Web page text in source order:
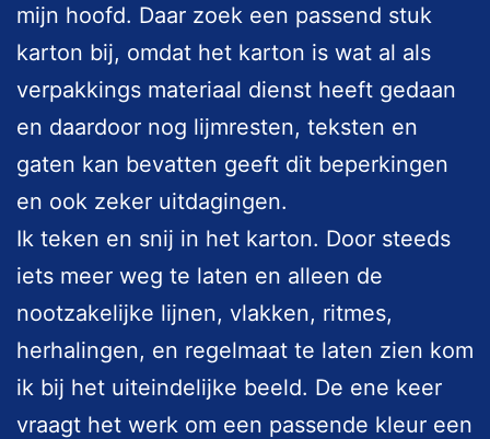
mijn hoofd. Daar zoek een passend stuk
karton bij, omdat het karton is wat al als
verpakkings materiaal dienst heeft gedaan
en daardoor nog lijmresten, teksten en
gaten kan bevatten geeft dit beperkingen
en ook zeker uitdagingen.
Ik teken en snij in het karton. Door steeds
iets meer weg te laten en alleen de
nootzakelijke lijnen, vlakken, ritmes,
herhalingen, en regelmaat te laten zien kom
ik bij het uiteindelijke beeld. De ene keer
vraagt het werk om een passende kleur een